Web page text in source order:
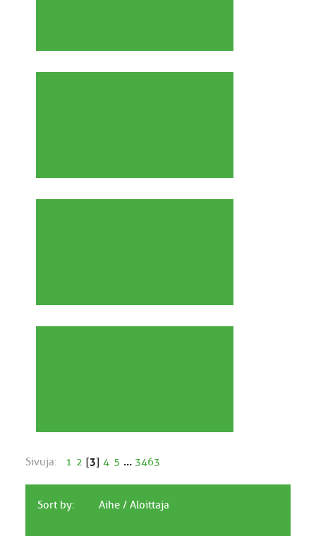
Sivuja: 1 2 [3] 4 5 ... 3463
Sort by: Aihe/ Aloittaja